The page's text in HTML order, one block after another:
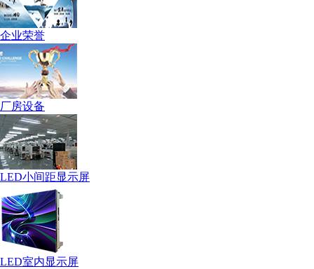
企业荣誉
厂房设备
LED小间距显示屏
LED室内显示屏